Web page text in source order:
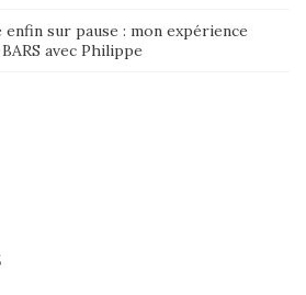
enfin sur pause : mon expérience
BARS avec Philippe